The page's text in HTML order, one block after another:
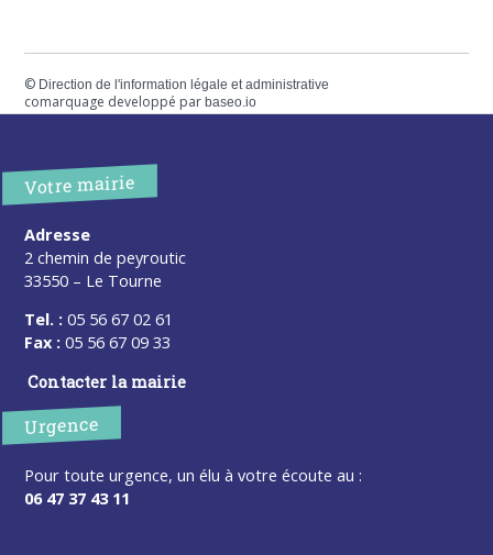
© Direction de l'information légale et administrative
comarquage developpé parbaseo.io
Votre mairie
Adresse
2 chemin de peyroutic
33550 – Le Tourne
Tel. : 05 56 67 02 61
Fax : 05 56 67 09 33
Contacter la mairie
Urgence
Pour toute urgence, un élu à votre écoute au :
06 47 37 43 11